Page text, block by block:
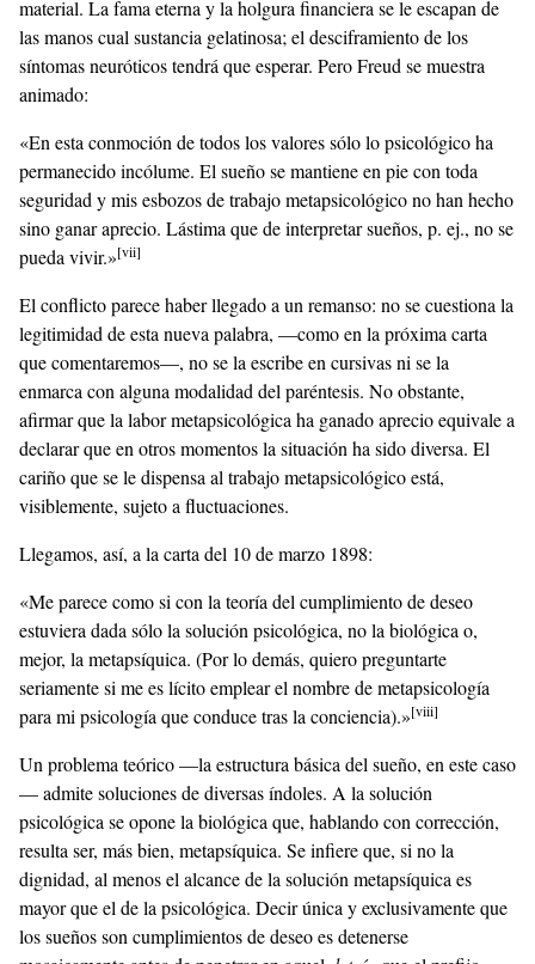
material. La fama eterna y la holgura financiera se le escapan de
las manos cual sustancia gelatinosa; el desciframiento de los
síntomas neuróticos tendrá que esperar. Pero Freud se muestra
animado:
«En esta conmoción de todos los valores sólo lo psicológico ha
permanecido incólume. El sueño se mantiene en pie con toda
seguridad y mis esbozos de trabajo metapsicológico no han hecho
sino ganar aprecio. Lástima que de interpretar sueños, p. ej., no se
pueda vivir.»[vii]
El conflicto parece haber llegado a un remanso: no se cuestiona la
legitimidad de esta nueva palabra, —como en la próxima carta
que comentaremos—, no se la escribe en cursivas ni se la
enmarca con alguna modalidad del paréntesis. No obstante,
afirmar que la labor metapsicológica ha ganado aprecio equivale a
declarar que en otros momentos la situación ha sido diversa. El
cariño que se le dispensa al trabajo metapsicológico está,
visiblemente, sujeto a fluctuaciones.
Llegamos, así, a la carta del 10 de marzo 1898:
«Me parece como si con la teoría del cumplimiento de deseo
estuviera dada sólo la solución psicológica, no la biológica o,
mejor, la metapsíquica. (Por lo demás, quiero preguntarte
seriamente si me es lícito emplear el nombre de metapsicología
para mi psicología que conduce tras la conciencia).»[viii]
Un problema teórico —la estructura básica del sueño, en este caso
— admite soluciones de diversas índoles. A la solución
psicológica se opone la biológica que, hablando con corrección,
resulta ser, más bien, metapsíquica. Se infiere que, si no la
dignidad, al menos el alcance de la solución metapsíquica es
mayor que el de la psicológica. Decir única y exclusivamente que
los sueños son cumplimientos de deseo es detenerse